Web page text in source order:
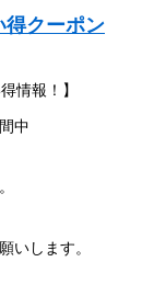
得クーポン
情報！】
中
いします。